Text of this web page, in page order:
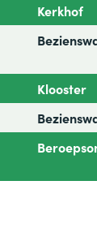
Kerkhof
Klooster